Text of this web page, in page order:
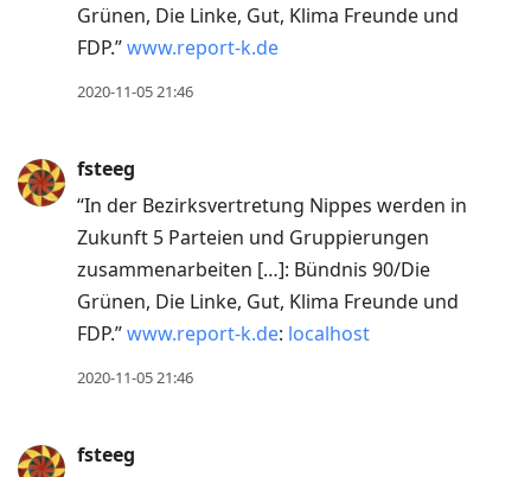
Grünen, Die Linke, Gut, Klima Freunde und
FDP.”www.report-k.de
2020-11-05 21:46
fsteeg
“In der Bezirksvertretung Nippes werden in
Zukunft 5 Parteien und Gruppierungen
zusammenarbeiten […]: Bündnis 90/Die
Grünen, Die Linke, Gut, Klima Freunde und
FDP.”www.report-k.de: localhost
2020-11-05 21:46
fsteeg